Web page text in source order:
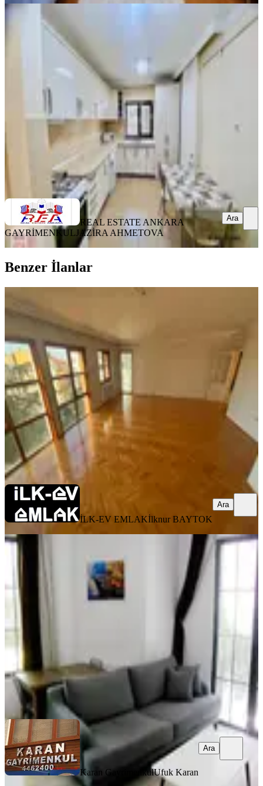
EŞYALI
Çukurambarda Full Eşyalı Hazır 4+1
Daire
Çankaya, Çukurambar Mahallesi
·200 m² Yüksek giriş·29.10.2024
75.000 ₺
REAL ESTATE ANKARA GAYRİMENKUL
REAL ESTATE ANKARA
GAYRİMENKULJAZİRA AHMETOVA
Ara
Benzer İlanlar
Cephe Manzaralı Güneybatı 4+1 Boş
Çankaya, Keklik Pınarı Mahallesi
4+1· 175 m² ·
47.500 ₺
İLK-EV EMLAK İlknur BAYTOK
Ara
İLK-EV EMLAKİlknur BAYTOK
Ara
ÖNE ÇIKAN
G.o.p Uğurmumcu 1+1 Mobilyalı Her
Şey Dahil Kiralık Daire
Çankaya, Büyükesat Mahallesi
·04.07.2026
Karan GayrimenkulUfuk Karan
Ara
Karan GayrimenkulUfuk Karan
Ara